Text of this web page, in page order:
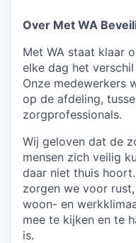
Over Met WA
Met WA staat klaar
elke dag het
Onze medewerkers
op de afdeling,
zorgprofessionals.
Wij geloven dat de
mensen zich veilig
daar niet thuis
zorgen we voor
woon- en
mee te kijken en te
is.